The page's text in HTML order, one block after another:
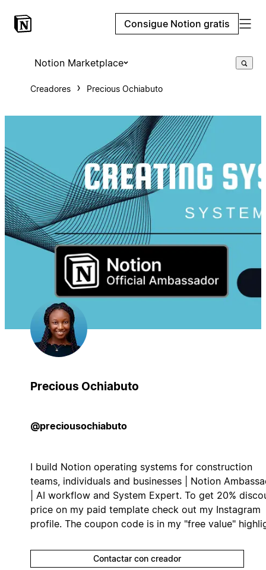
Consigue Notion gratis
Notion Marketplace
Creadores Precious Ochiabuto
Precious Ochiabuto
@preciousochiabuto
I build Notion operating systems for construction
teams, individuals and businesses | Notion
| AI workflow and System Expert. To get 20%
price on my paid template check out my Instagram
profile. The coupon code is in my "free value"
Contactar con creador